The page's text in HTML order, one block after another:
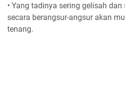
• Yang tadinya sering gelisah
secara berangsur-angsur akan
tenang.